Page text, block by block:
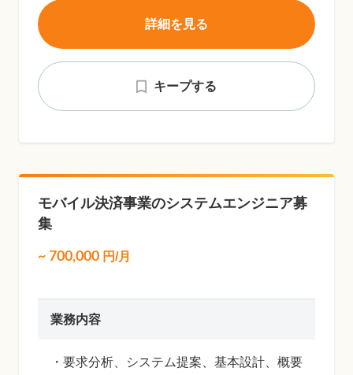
キープする
詳細を見る
モバイル決済事業のシステムエンジニア募
集
~ 700,000 円/月
業務内容
・要求分析、システム提案、基本設計、概要